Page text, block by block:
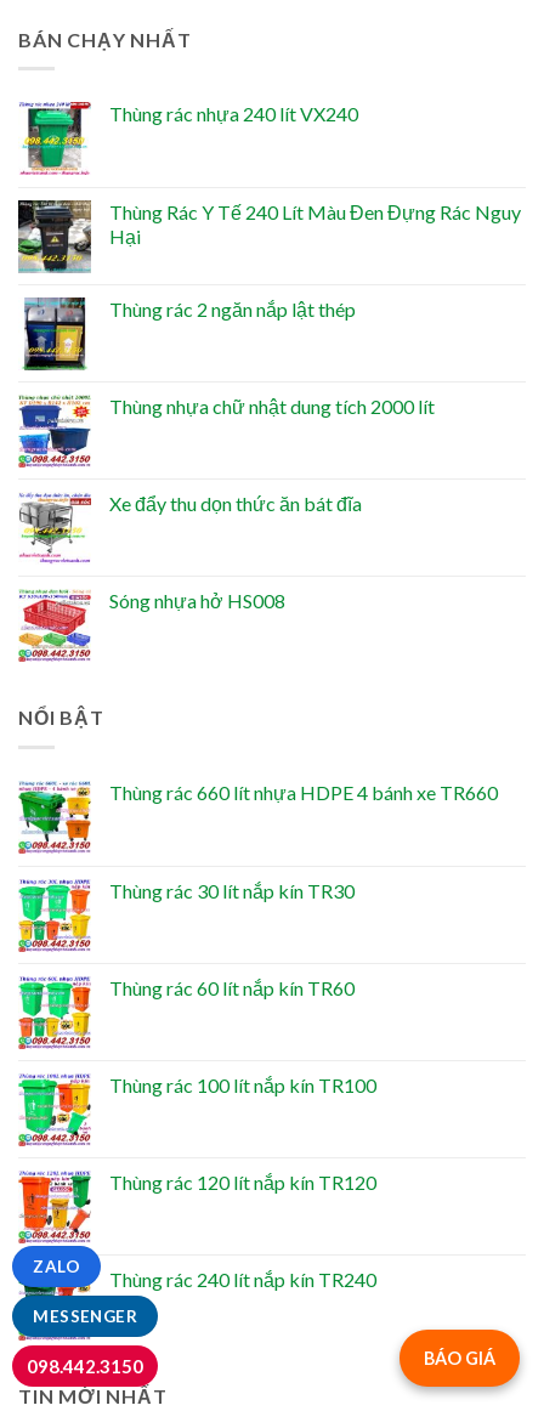
BÁN CHẠY NHẤT
Thùng rác nhựa 240 lít VX240
Thùng Rác Y Tế 240 Lít Màu Đen Đựng Rác Nguy
Hại
Thùng rác 2 ngăn nắp lật thép
Thùng nhựa chữ nhật dung tích 2000 lít
Xe đẩy thu dọn thức ăn bát đĩa
Sóng nhựa hở HS008
NỔI BẬT
Thùng rác 660 lít nhựa HDPE 4 bánh xe TR660
Thùng rác 30 lít nắp kín TR30
Thùng rác 60 lít nắp kín TR60
Thùng rác 100 lít nắp kín TR100
Thùng rác 120 lít nắp kín TR120
Thùng rác 240 lít nắp kín TR240
TIN MỚI NHẤT
BÁO GIÁ
MESSENGER
ZALO
098.442.3150